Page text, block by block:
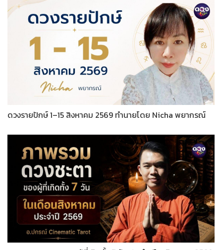
ดวงรายปักษ์ 1–15 สิงหาคม 2569 ทำนายโดย Nicha พยากรณ์